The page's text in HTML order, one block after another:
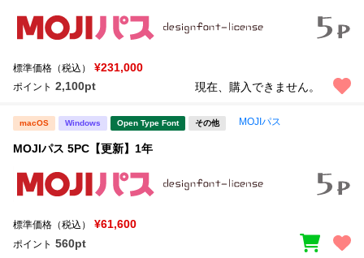
標準価格（税込） ¥231,000
ポイント 2,100pt 現在、購入できません。
macOS Windows Open Type Font その他 MOJIパス
MOJIパス 5PC【更新】1年
標準価格（税込） ¥61,600
ポイント 560pt